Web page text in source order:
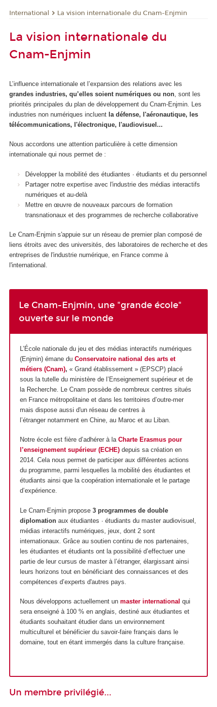
International La vision internationale du Cnam-Enjmin
La vision internationale du
Cnam-Enjmin
L’influence internationale et l’expansion des relations avec les
grandes industries, qu’elles soient numériques ou non , sont les
priorités principales du plan de développement du Cnam-Enjmin. Les
industries non numériques incluent la défense, l'aéronautique, les
télécommunications, l'électronique, l'audiovisuel...
Nous accordons une attention particulière à cette dimension
internationale qui nous permet de :
Développer la mobilité des étudiantes · étudiants et du personnel
Partager notre expertise avec l'industrie des médias interactifs
numériques et au-delà
Mettre en œuvre de nouveaux parcours de formation
transnationaux et des programmes de recherche collaborative
Le Cnam-Enjmin s'appuie sur un réseau de premier plan composé de
liens étroits avec des universités, des laboratoires de recherche et des
entreprises de l'industrie numérique, en France comme à
l'international.
Le Cnam-Enjmin, une "grande école"
ouverte sur le monde
L’École nationale du jeu et des médias interactifs numériques
(Enjmin) émane du Conservatoire national des arts et
métiers (Cnam), « Grand établissement » (EPSCP) placé
sous la tutelle du ministère de l’Enseignement supérieur et de
la Recherche. Le Cnam possède de nombreux centres situés
en France métropolitaine et dans les territoires d’outre-mer
mais dispose aussi d'un réseau de centres à
l’étranger notamment en Chine, au Maroc et au Liban.
Notre école est fière d’adhérer à la Charte Erasmus pour
l’enseignement supérieur (ECHE)depuis sa création en
2014. Cela nous permet de participer aux différentes actions
du programme, parmi lesquelles la mobilité des étudiantes et
étudiants ainsi que la coopération internationale et le partage
d’expérience.
Le Cnam-Enjmin propose 3 programmes de double
diplomation aux étudiantes · étudiants du master audiovisuel,
médias interactifs numériques, jeux, dont 2 sont
internationaux. Grâce au soutien continu de nos partenaires,
les étudiantes et étudiants ont la possibilité d’effectuer une
partie de leur cursus de master à l’étranger, élargissant ainsi
leurs horizons tout en bénéficiant des connaissances et des
compétences d’experts d'autres pays.
Nous développons actuellement un master international qui
sera enseigné à 100 % en anglais, destiné aux étudiantes et
étudiants souhaitant étudier dans un environnement
multiculturel et bénéficier du savoir-faire français dans le
domaine, tout en étant immergés dans la culture française.
Un membre privilégié...